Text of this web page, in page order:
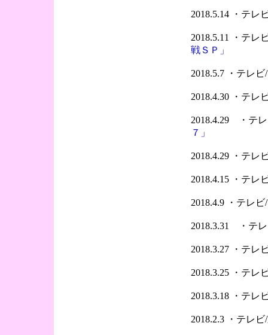
2018.5.14 ・テレ
2018.5.11 ・テレ
戦ＳＰ」
2018.5.7 ・テレ
2018.4.30 ・テレ
2018.4.29 ・テ
７」
2018.4.29 ・テレ
2018.4.15 ・テレ
2018.4.9 ・テレ
2018.3.31 ・テ
2018.3.27 ・テレ
2018.3.25 ・テレ
2018.3.18 ・テレ
2018.2.3 ・テレ